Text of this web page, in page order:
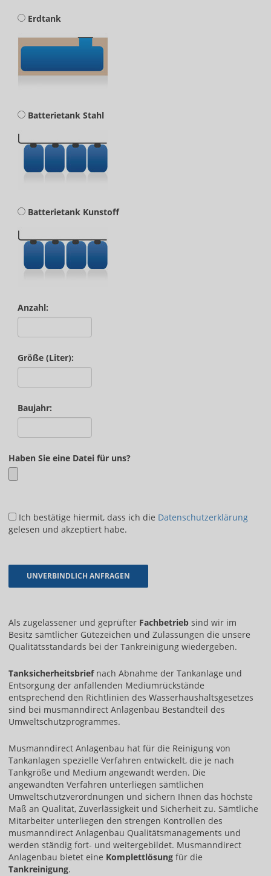
Erdtank
Batterietank Stahl
Batterietank Kunstoff
Anzahl:
Größe (Liter):
Baujahr:
Haben Sie eine Datei für uns?
Ich bestätige hiermit, dass ich die Datenschutzerklärung
gelesen und akzeptiert habe.
Als zugelassener und geprüfter Fachbetrieb sind wir im
Besitz sämtlicher Gütezeichen und Zulassungen die unsere
Qualitätsstandards bei der Tankreinigung wiedergeben.
Tanksicherheitsbriefnach Abnahme der Tankanlage und
Entsorgung der anfallenden Mediumrückstände
entsprechend den Richtlinien des Wasserhaushaltsgesetzes
sind bei musmanndirect Anlagenbau Bestandteil des
Umweltschutzprogrammes.
Musmanndirect Anlagenbau hat für die Reinigung von
Tankanlagen spezielle Verfahren entwickelt, die je nach
Tankgröße und Medium angewandt werden. Die
angewandten Verfahren unterliegen sämtlichen
Umweltschutzverordnungen und sichern Ihnen das höchste
Maß an Qualität, Zuverlässigkeit und Sicherheit zu. Sämtliche
Mitarbeiter unterliegen den strengen Kontrollen des
musmanndirect Anlagenbau Qualitätsmanagements und
werden ständig fort- und weitergebildet. Musmanndirect
Anlagenbau bietet eine Komplettlösung für die
Tankreinigung.